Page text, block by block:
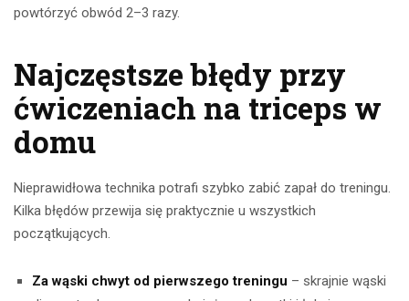
powtórzyć obwód 2–3 razy.
Najczęstsze błędy przy
ćwiczeniach na triceps w
domu
Nieprawidłowa technika potrafi szybko zabić zapał do treningu.
Kilka błędów przewija się praktycznie u wszystkich
początkujących.
Za wąski chwyt od pierwszego treningu – skrajnie wąski